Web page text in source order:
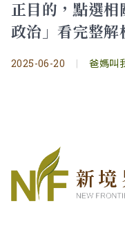
正目的，點選
政治」看完整解
2025-06-20 | 爸媽叫